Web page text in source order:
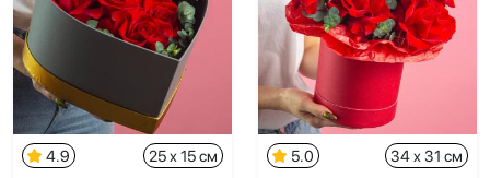
4.9 25 x 15 см 5.0 34 x 31 см